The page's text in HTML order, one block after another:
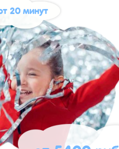
20 минут